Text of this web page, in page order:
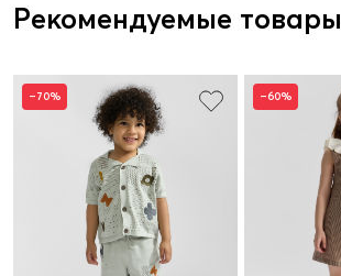
Рекомендуемые товары
–70% –60%